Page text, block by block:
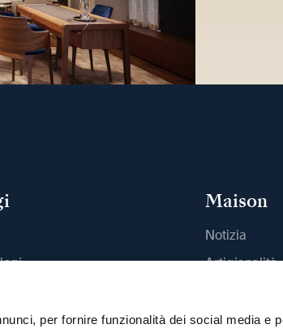
per fornire funzionalità dei social media e
Maison
Notizia
Artigianalità
Sostenibilità